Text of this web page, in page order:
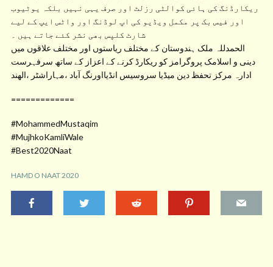
ریکارڈنگ کی ہائی کوالٹی رزلٹ اور صرف یہی نہیں بلکہ یوٹیوب
اور فیس بک پر مکمل ویڈیو کی اپ لوڈنگ اور واٹس ایپ کے لیے
شارٹ کلپس بھی نشر کئے جاتے ہیں ۔
الحمدللہ ملک ہندوستان کے مختلف ریاستوں اور مختلف علاقوں میں
دینی و اسلامک پروگرامز کو ریکارڈ کرنے کے اعزاز کے ساتھ سرفہرست
ادارہ مرکز تحفظ دین میڈیا سروسیس انڈیااورنگ آباد ،مہاراشٹر ،الھند
=============
#MohammedMustaqim
#MujhkoKamliWale
#Best2020Naat
HAMD O NAAT 2020